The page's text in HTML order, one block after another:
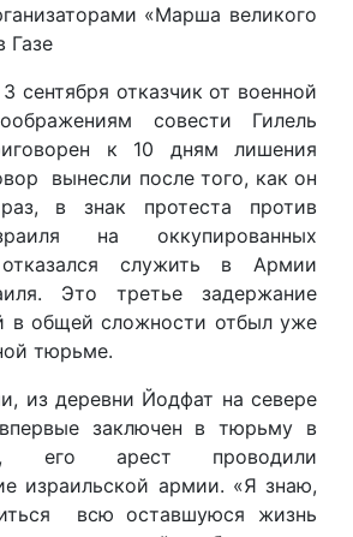
«Марша великого
Газе
сентября отказчик от военной
совести Гилель
к 10 дням лишения
вынесли после того, как он
в знак протеста против
на оккупированных
отказался служить в Армии
Это третье задержание
в общей сложности отбыл уже
тюрьме.
из деревни Йодфат на севере
заключен в тюрьму в
его арест проводили
израильской армии. «Я знаю,
всю оставшуюся жизнь